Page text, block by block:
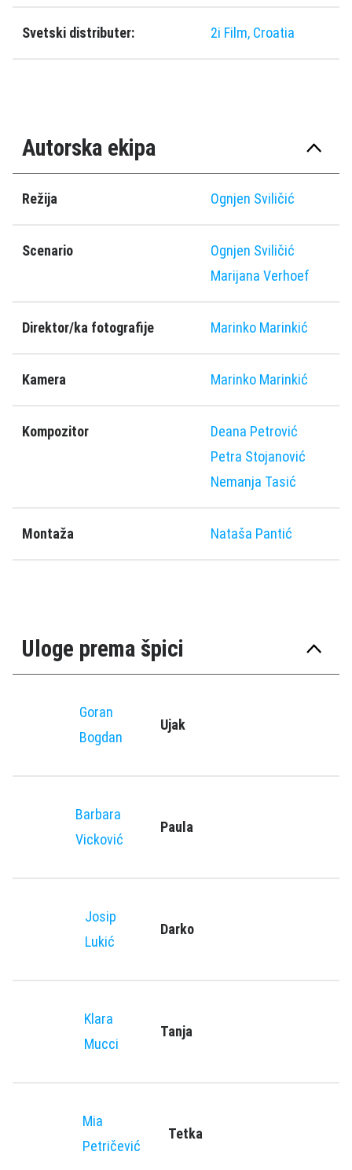
Svetski distributer: 2i Film, Croatia
Autorska ekipa
Režija Ognjen Sviličić
Scenario
Ognjen Sviličić
Marijana Verhoef
Direktor/ka fotografije Marinko Marinkić
Kamera Marinko Marinkić
Kompozitor
Deana Petrović
Petra Stojanović
Nemanja Tasić
Montaža Nataša Pantić
Uloge prema špici
Goran
Bogdan
Ujak
Barbara
Vicković
Paula
Josip
Lukić
Darko
Klara
Mucci
Tanja
Mia
Petričević
Tetka